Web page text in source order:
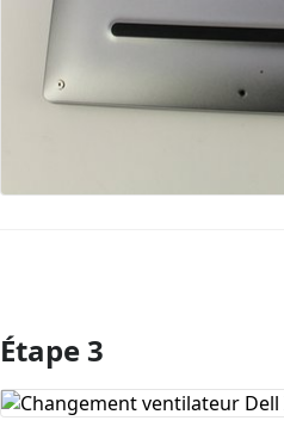
Ajouter un commentaire
Étape 3